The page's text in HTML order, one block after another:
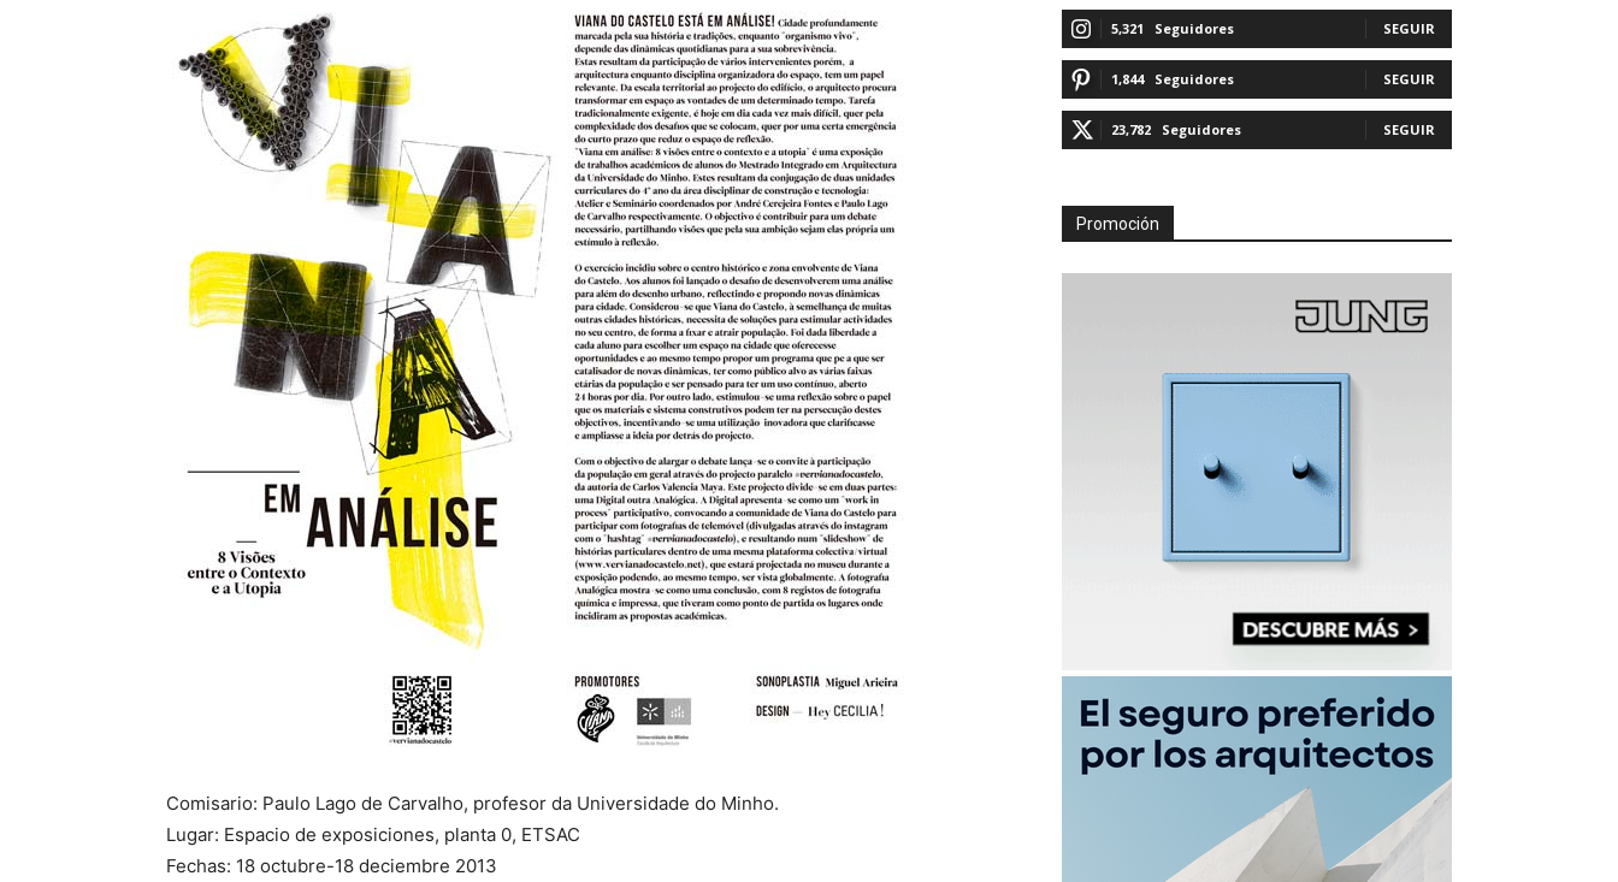
Comisario: Paulo Lago de Carvalho, profesor da Universidade do Minho.
Lugar: Espacio de exposiciones, planta 0, ETSAC
Fechas: 18 octubre-18 deciembre 2013
5,321 Seguidores SEGUIR
1,844 Seguidores SEGUIR
23,782 Seguidores SEGUIR
Promoción